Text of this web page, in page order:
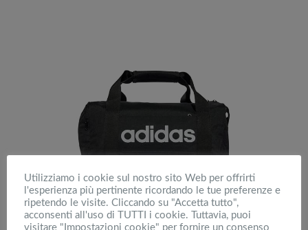
Utilizziamo i cookie sul nostro sito Web per offrirti
l'esperienza più pertinente ricordando le tue preferenze e
ripetendo le visite. Cliccando su "Accetta tutto",
acconsenti all'uso di TUTTI i cookie. Tuttavia, puoi
visitare "Impostazioni cookie" per fornire un consenso